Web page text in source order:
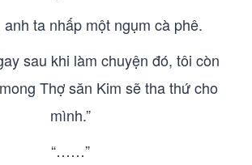
anh ta nhấp một ngụm cà phê.
sau khi làm chuyện đó, tôi còn
Thợ săn Kim sẽ tha thứ cho
mình.”
“……”